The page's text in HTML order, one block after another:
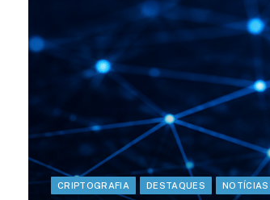
CRIPTOGRAFIA DESTAQUES NOTÍCIAS